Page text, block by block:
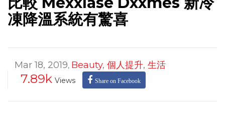
凍降溫系統有驚喜
Mar 18, 2019, Beauty, 個人提升, 生活
7.89k Views Share on Facebook